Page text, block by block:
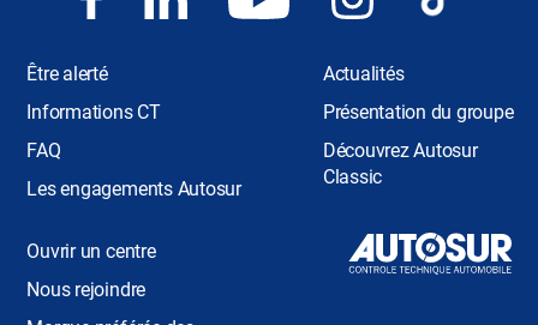
Être alerté
Informations CT
FAQ
Les engagements Autosur
Actualités
Présentation du groupe
Découvrez Autosur
Classic
Ouvrir un centre
Nous rejoindre